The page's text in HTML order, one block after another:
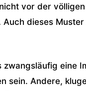
vor der
Auch dieses
zwangsläufig eine
sein. Andere,